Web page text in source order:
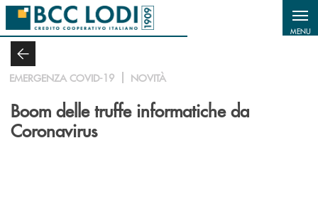
Salta al contenuto principale
MENU
EMERGENZA COVID-19 NOVITÀ
Boom delle truffe informatiche da
Coronavirus